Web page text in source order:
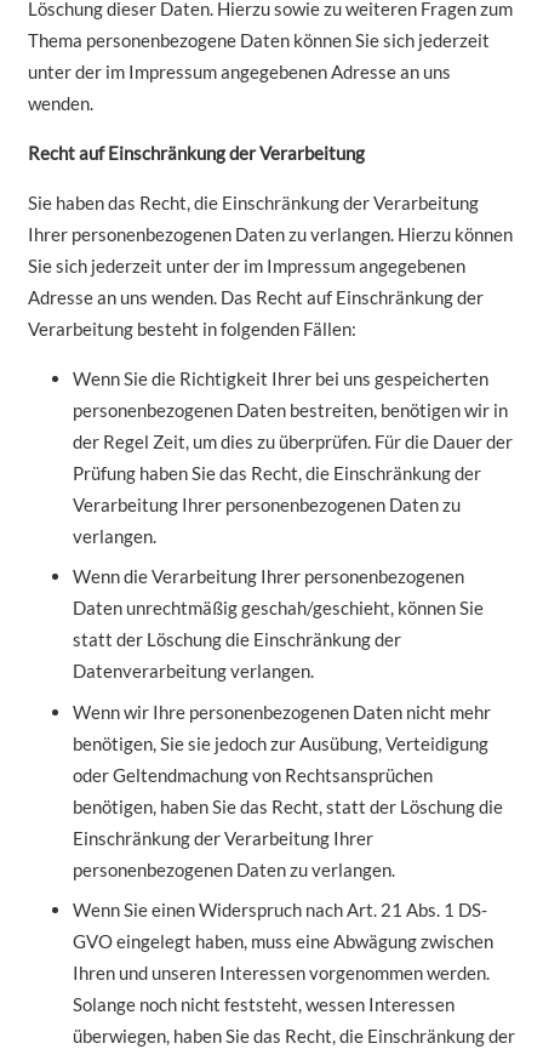
Löschung dieser Daten. Hierzu sowie zu weiteren Fragen zum
Thema personenbezogene Daten können Sie sich jederzeit
unter der im Impressum angegebenen Adresse an uns
wenden.
Recht auf Einschränkung der Verarbeitung
Sie haben das Recht, die Einschränkung der Verarbeitung
Ihrer personenbezogenen Daten zu verlangen. Hierzu können
Sie sich jederzeit unter der im Impressum angegebenen
Adresse an uns wenden. Das Recht auf Einschränkung der
Verarbeitung besteht in folgenden Fällen:
Wenn Sie die Richtigkeit Ihrer bei uns gespeicherten
personenbezogenen Daten bestreiten, benötigen wir in
der Regel Zeit, um dies zu überprüfen. Für die Dauer der
Prüfung haben Sie das Recht, die Einschränkung der
Verarbeitung Ihrer personenbezogenen Daten zu
verlangen.
Wenn die Verarbeitung Ihrer personenbezogenen
Daten unrechtmäßig geschah/geschieht, können Sie
statt der Löschung die Einschränkung der
Datenverarbeitung verlangen.
Wenn wir Ihre personenbezogenen Daten nicht mehr
benötigen, Sie sie jedoch zur Ausübung, Verteidigung
oder Geltendmachung von Rechtsansprüchen
benötigen, haben Sie das Recht, statt der Löschung die
Einschränkung der Verarbeitung Ihrer
personenbezogenen Daten zu verlangen.
Wenn Sie einen Widerspruch nach Art. 21 Abs. 1 DS-
GVO eingelegt haben, muss eine Abwägung zwischen
Ihren und unseren Interessen vorgenommen werden.
Solange noch nicht feststeht, wessen Interessen
überwiegen, haben Sie das Recht, die Einschränkung der